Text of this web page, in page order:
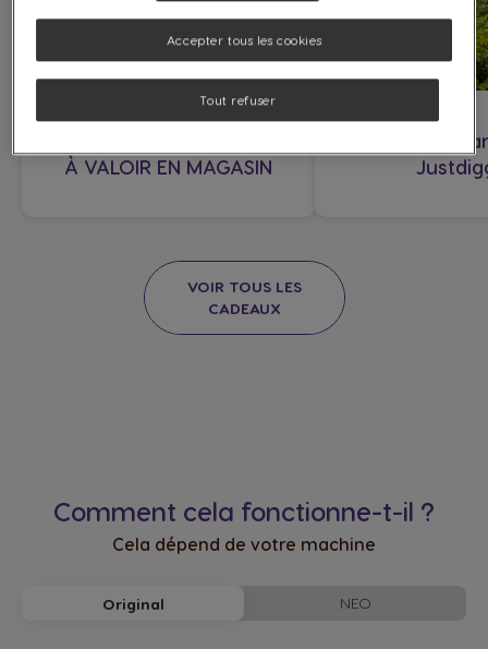
À VALOIR EN MAGASIN
Ramenez les
VOIR TOUS LES
CADEAUX
Comment cela fonctionne-t-il ?
Cela dépend de votre machine
Original NEO
Tout refuser
Accepter tous les cookies